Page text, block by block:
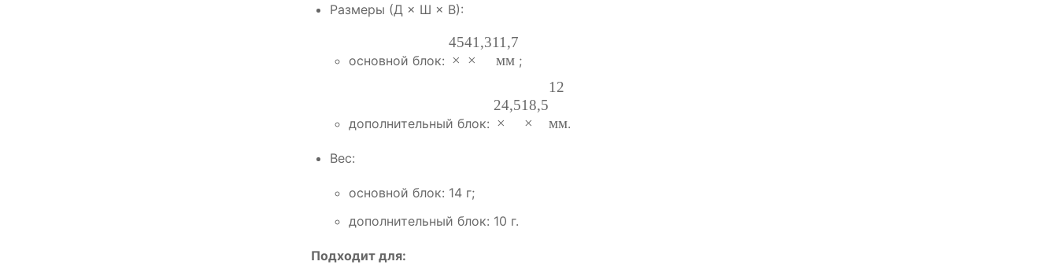
Размеры (Д × Ш × В):
основной блок:
45
×
41 ,3
×
11 ,7
мм ;
дополнительный блок:
24,5
×
18,5
×
12
мм.
Вес:
основной блок: 14г;
дополнительный блок: 10 г.
Подходитдля: